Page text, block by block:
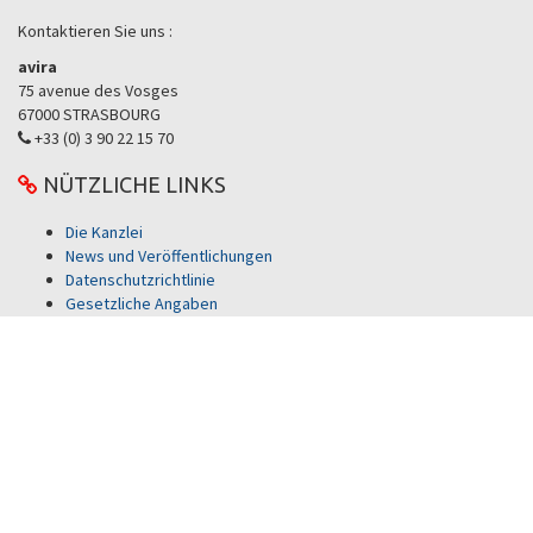
Kontaktieren Sie uns :
avira
75 avenue des Vosges
67000 STRASBOURG
+33 (0) 3 90 22 15 70
NÜTZLICHE LINKS
Die Kanzlei
News und Veröffentlichungen
Datenschutzrichtlinie
Gesetzliche Angaben